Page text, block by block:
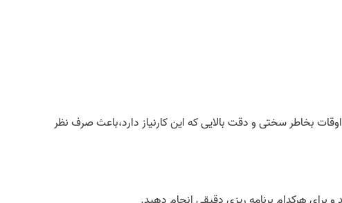
بخاطر سختی و دقت بالایی که این کارنیاز دارد،باعث صرف نظر